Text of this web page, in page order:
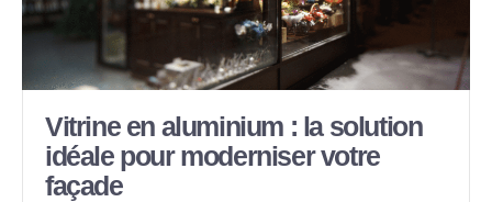
Vitrine en aluminium : la solution
idéale pour moderniser votre
façade